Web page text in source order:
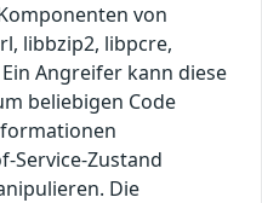
von
libbzip2, libpcre,
Angreifer kann diese
beliebigen Code
Service-Zustand
Die